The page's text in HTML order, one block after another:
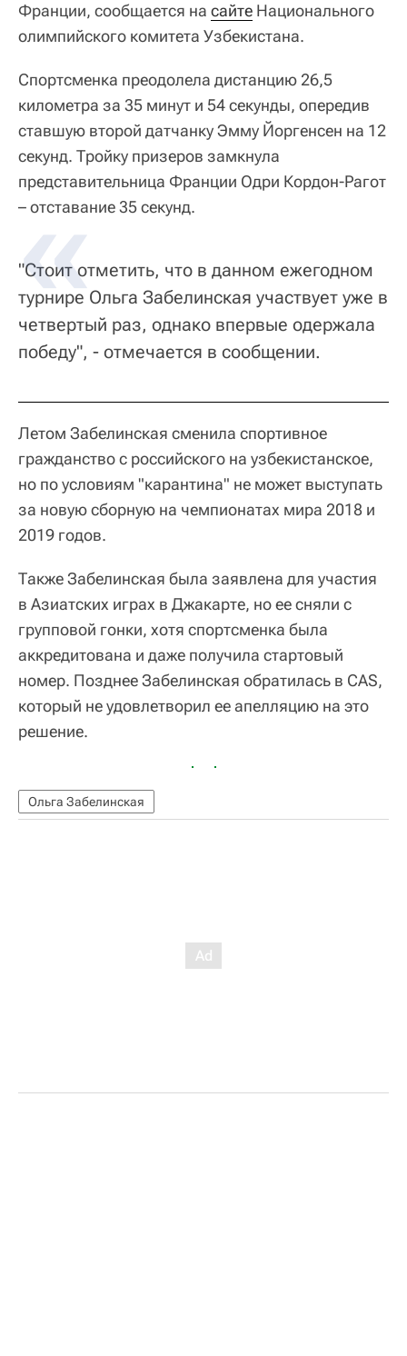
Франции, сообщается на сайте Национального
олимпийского комитета Узбекистана.
Спортсменка преодолела дистанцию 26,5
километра за 35 минут и 54 секунды, опередив
ставшую второй датчанку Эмму Йоргенсен на 12
секунд. Тройку призеров замкнула
представительница Франции Одри Кордон-Рагот
– отставание 35 секунд.
"Стоит отметить, что в данном ежегодном
турнире Ольга Забелинская участвует уже в
четвертый раз, однако впервые одержала
победу", - отмечается в сообщении.
Летом Забелинская сменила спортивное
гражданство с российского на узбекистанское,
но по условиям "карантина" не может выступать
за новую сборную на чемпионатах мира 2018 и
2019 годов.
Также Забелинская была заявлена для участия
в Азиатских играх в Джакарте, но ее сняли с
групповой гонки, хотя спортсменка была
аккредитована и даже получила стартовый
номер. Позднее Забелинская обратилась в CAS,
который не удовлетворил ее апелляцию на это
решение.
Ольга Забелинская